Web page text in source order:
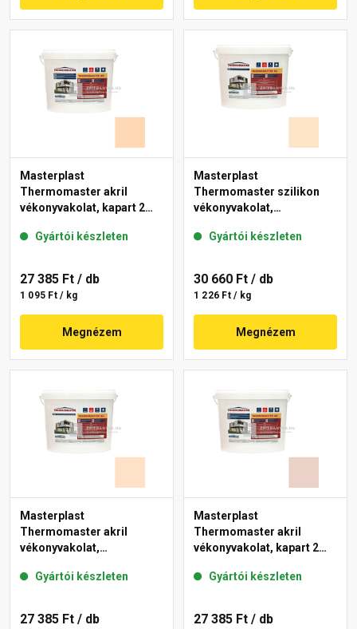
Masterplast
Thermomaster akril
vékonyvakolat, kapart 2
Gyártói készleten
27 385 Ft / db
1 095 Ft / kg
Megnézem
Masterplast
Thermomaster szilikon
vékonyvakolat,
03-E 25 kg
Gyártói készleten
30 660 Ft / db
1 226 Ft / kg
Megnézem
Masterplast
Thermomaster akril
vékonyvakolat,
04-E 25 kg
Gyártói készleten
27 385 Ft / db
Masterplast
Thermomaster akril
vékonyvakolat, kapart 2
Gyártói készleten
27 385 Ft / db